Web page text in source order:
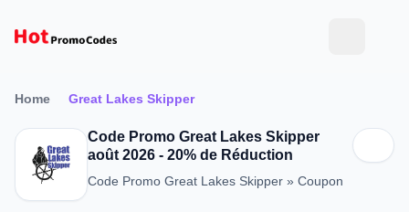
Home Great Lakes Skipper
Code Promo Great Lakes Skipper
août 2026 - 20% de Réduction
Code Promo Great Lakes Skipper » Coupon